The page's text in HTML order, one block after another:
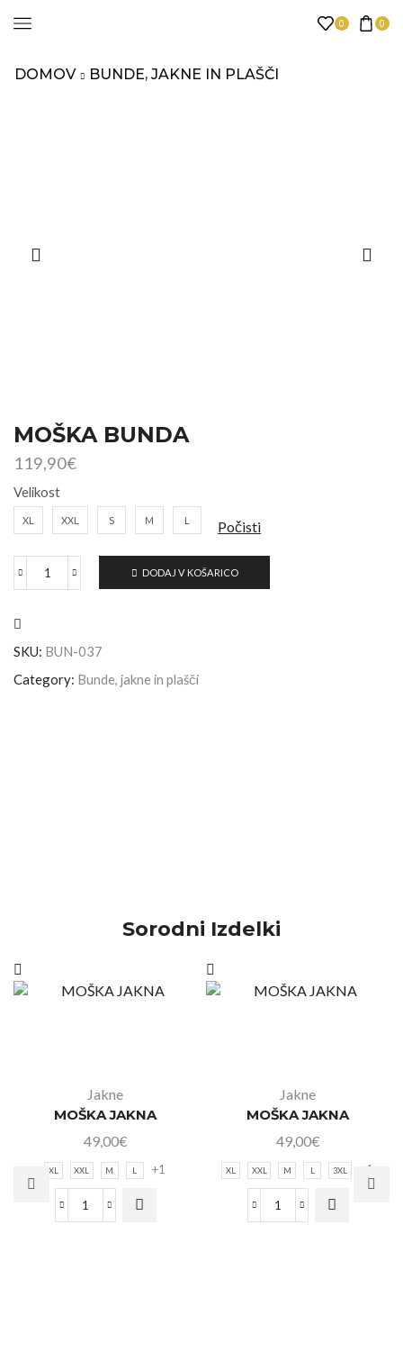
0 0
DOMOV BUNDE, JAKNE IN PLAŠČI
MOŠKA BUNDA
119,90€
Velikost
XL XXL S M L Počisti
DODAJ V KOŠARICO
SKU: BUN-037
Category: Bunde, jakne in plašči
Sorodni Izdelki
Jakne
MOŠKA JAKNA
49,00€
XL XXL M L +1
Jakne
MOŠKA JAKNA
49,00€
XL XXL M L 3XL +1